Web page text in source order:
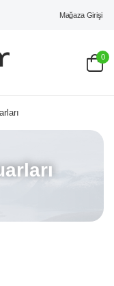
Mağaza Girişi
0